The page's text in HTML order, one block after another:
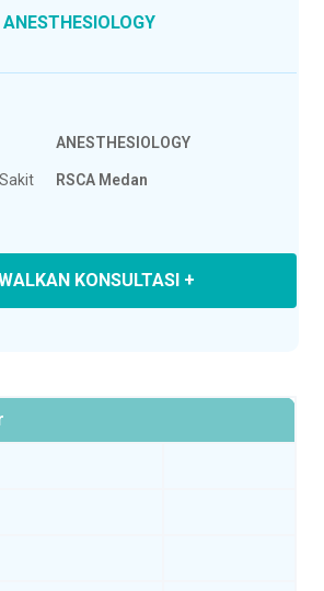
ANESTHESIOLOGY
ANESTHESIOLOGY
RSCA Medan
KONSULTASI +